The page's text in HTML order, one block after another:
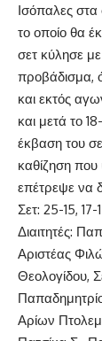
Ισόπαλες στα
το οποίο θα
σετ κύλησε
προβάδισμα,
και εκτός
και μετά το
έκβαση του
καθίζηση που
επέτρεψε να
Σετ: 25-15,
Διαιτητές:
Αριστέας
Θεολογίδου,
Αρίων